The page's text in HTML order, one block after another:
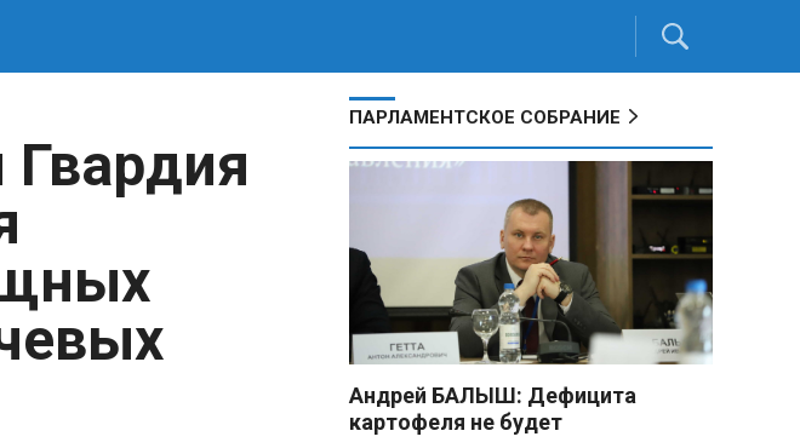
ПАРЛАМЕНТСКОЕ СОБРАНИЕ
Андрей БАЛЫШ: Дефицита
картофеля не будет